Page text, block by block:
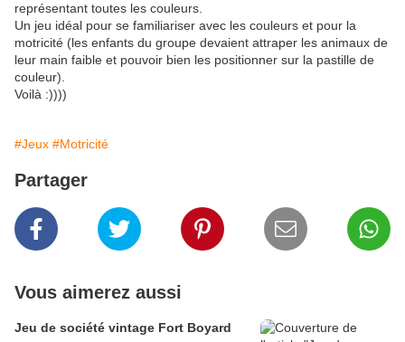
représentant toutes les couleurs.
Un jeu idéal pour se familiariser avec les couleurs et pour la
motricité (les enfants du groupe devaient attraper les animaux de
leur main faible et pouvoir bien les positionner sur la pastille de
couleur).
Voilà :))))
#Jeux #Motricité
Partager
Vous aimerez aussi
Jeu de société vintage Fort Boyard